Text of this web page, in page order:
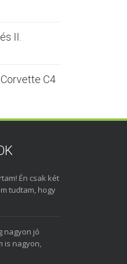
II.
C4
Én csak két
tudtam, hogy
nagyon jó
is nagyon,